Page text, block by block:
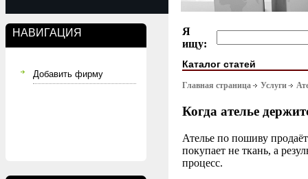
НАВИГАЦИЯ
Добавить фирму
Я
ищу:
Каталог статей
Главная страница Услуги
Когда ателье
Ателье по пошиву
покупает не ткань, а
процесс.